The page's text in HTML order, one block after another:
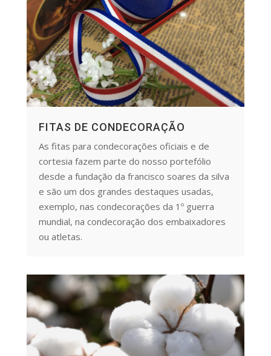
FITAS DE CONDECORAÇÃO
As fitas para condecorações oficiais e de
cortesia fazem parte do nosso portefólio
desde a fundação da francisco soares da silva
e são um dos grandes destaques usadas,
exemplo, nas condecorações da 1º guerra
mundial, na condecoração dos embaixadores
ou atletas.